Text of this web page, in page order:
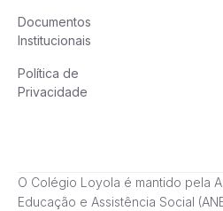
Documentos
Institucionais
Política de
Privacidade
O Colégio Loyola é mantido pela
Educação e Assistência Social